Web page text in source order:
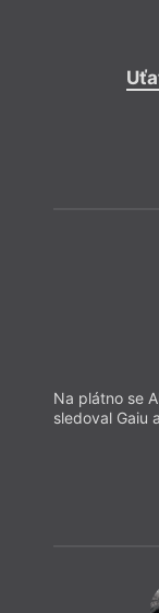
Na plátno se
sledoval Gaiu